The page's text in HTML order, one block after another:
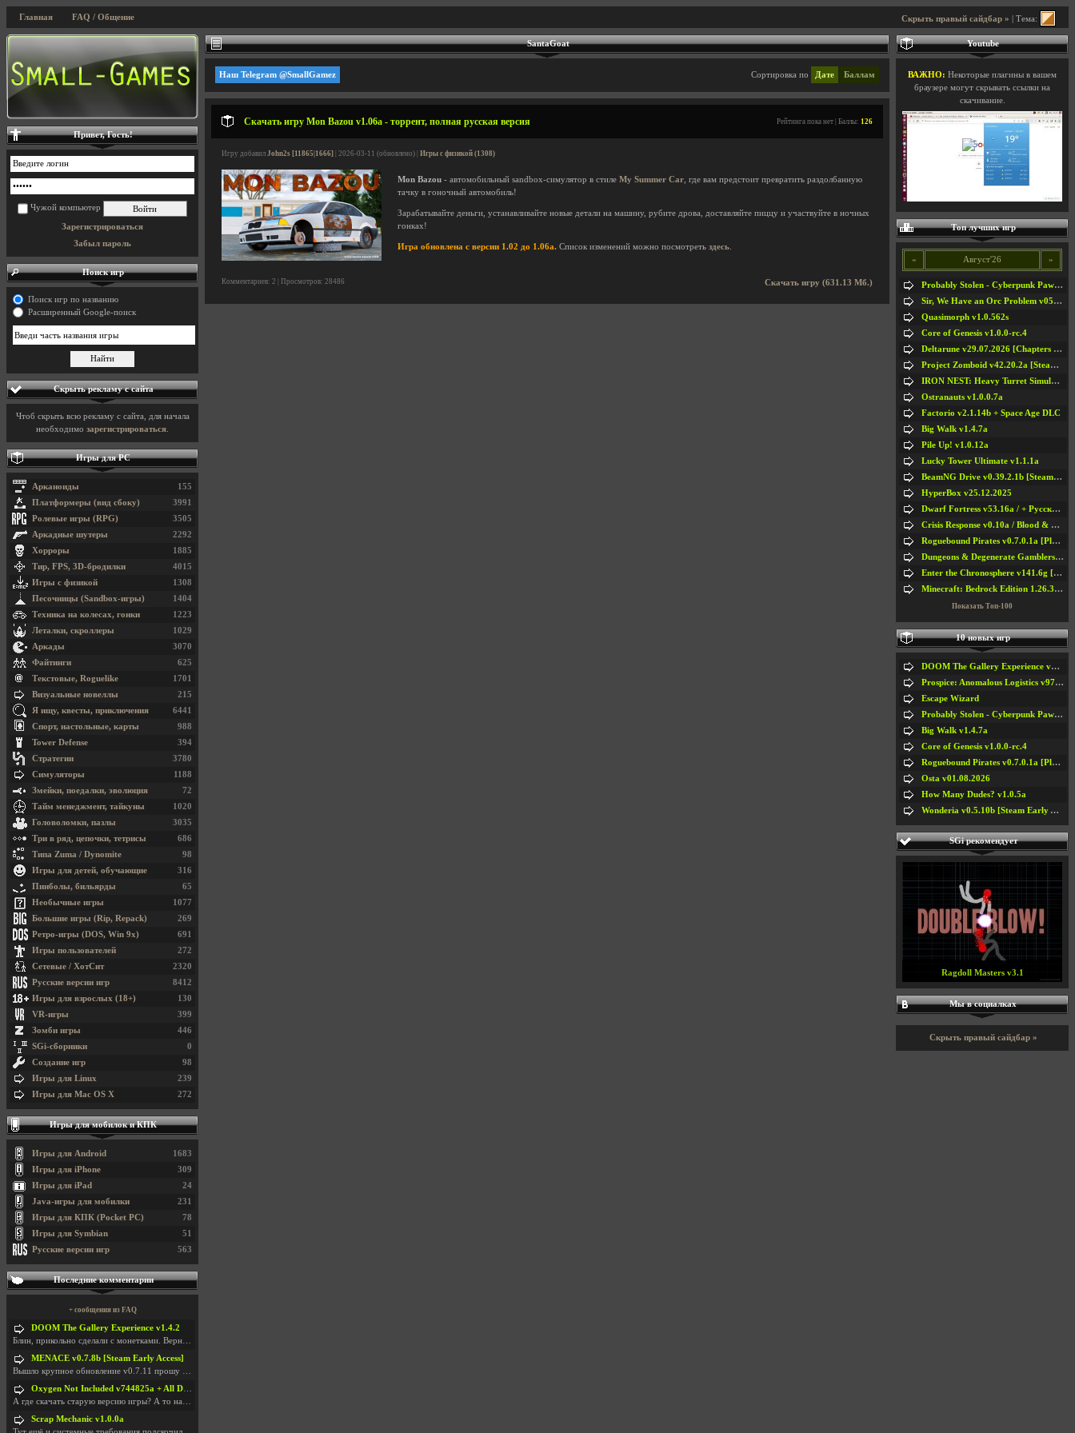
Скрыть правый сайдбар » | Тема:
Главная FAQ / Общение
SantaGoat
Сортировка по Дате Баллам
Наш Telegram @SmallGamez
Скачать игру Mon Bazou v1.06a - торрент, полная русская версия Рейтинга пока нет | Баллы: 126
Игру добавил John2s [11865|1666] | 2026-03-11 (обновлено) | Игры с физикой (1308)
Mon Bazou - автомобильный sandbox-симулятор в стиле My Summer Car , где вам предстоит превратить раздолбанную
тачку в гоночный автомобиль!
Зарабатывайте деньги, устанавливайте новые детали на машину, рубите дрова, доставляйте пиццу и участвуйте в ночных
гонках!
Игра обновлена с версии 1.02 до 1.06a. Список изменений можно посмотреть здесь
Скачать игру (631.13 Мб.)
Комментариев: 2 | Просмотров: 28486
Привет, Гость!
Чужой компьютер
Зарегистрироваться
Забыл пароль
Поиск игр
Поиск игр по названию
Расширенный Google-поиск
Скрыть рекламу с сайта
Чтоб скрыть всю рекламу с сайта, для начала
необходимо зарегистрироваться
Игры для PC
155
Арканоиды
3991
Платформеры (вид сбоку)
3505
Ролевые игры (RPG)
2292
Аркадные шутеры
1885
Хорроры
4015
Тир, FPS, 3D-бродилки
1308
Игры с физикой
1404
Песочницы (Sandbox-игры)
1223
Техника на колесах, гонки
1029
Леталки, скроллеры
3070
Аркады
625
Файтинги
1701
Текстовые, Roguelike
215
Визуальные новеллы
6441
Я ищу, квесты, приключения
988
Спорт, настольные, карты
394
Tower Defense
3780
Стратегии
1188
Симуляторы
72
Змейки, поедалки, эволюция
1020
Тайм менеджмент, тайкуны
3035
Головоломки, пазлы
686
Три в ряд, цепочки, тетрисы
98
Типа Zuma / Dynomite
316
Игры для детей, обучающие
65
Пинболы, бильярды
1077
Необычные игры
269
Большие игры (Rip, Repack)
691
Ретро-игры (DOS, Win 9x)
272
Игры пользователей
2320
Сетевые / ХотСит
8412
Русские версии игр
130
Игры для взрослых (18+)
399
VR-игры
446
Зомби игры
0
SGi-сборники
98
Создание игр
239
Игры для Linux
272
Игры для Mac OS X
Игры для мобилок и КПК
1683
Игры для Android
309
Игры для iPhone
24
Игры для iPad
231
Java-игры для мобилки
78
Игры для КПК (Pocket PC)
51
Игры для Symbian
563
Русские версии игр
Последние комментарии
+ сообщения из FAQ
DOOM The Gallery Experience v1.4.2
Блин, прикольно сделали с монетками. Вернулся в св
MENACE v0.7.8b [Steam Early Access]
Вышло крупное обновление v0.7.11 прошу обновить
Oxygen Not Included v744825a + All DLC
А где скачать старую версию игры? А то на новой но
Scrap Mechanic v1.0.0a
Youtube
ВАЖНО: Некоторые плагины в вашем
браузере могут скрывать ссылки на
скачивание.
Топ лучших игр
« Август'26 »
Probably Stolen - Cyberpunk Pawnshop Simulator v048c [Playtest]
Sir, We Have an Orc Problem v05.08.2026
Quasimorph v1.0.562s
Core of Genesis v1.0.0-rc.4
Deltarune v29.07.2026 [Chapters 1-5] / + RUS [Chapters 1-5]
Project Zomboid v42.20.2a [Steam Early Access]
IRON NEST: Heavy Turret Simulator v1.0a
Ostranauts v1.0.0.7a
Factorio v2.1.14b + Space Age DLC
Big Walk v1.4.7a
Pile Up! v1.0.12a
Lucky Tower Ultimate v1.1.1a
BeamNG Drive v0.39.2.1b [Steam Early Access]
HyperBox v25.12.2025
Dwarf Fortress v53.16a / + Русская Версия v50.12a
Crisis Response v0.10a / Blood & Bullet
Roguebound Pirates v0.7.0.1a [Playtest]
Dungeons & Degenerate Gamblers v2.0.2a
Enter the Chronosphere v141.6g [Steam Early Access]
Minecraft: Bedrock Edition 1.26.33.1a / + TLauncher v2.89
Показать Топ-100
10 новых игр
DOOM The Gallery Experience v1.4.2
Prospice: Anomalous Logistics v97 [Playtest]
Escape Wizard
Probably Stolen - Cyberpunk Pawnshop Simulator v048c [Playtest]
Big Walk v1.4.7a
Core of Genesis v1.0.0-rc.4
Roguebound Pirates v0.7.0.1a [Playtest]
Osta v01.08.2026
How Many Dudes? v1.0.5a
Wonderia v0.5.10b [Steam Early Access]
SGi рекомендует
Ragdoll Masters v3.1
Мы в социалках
Скрыть правый сайдбар »